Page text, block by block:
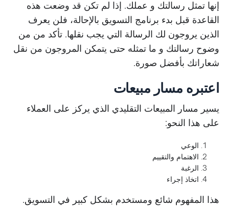
إنها تمثل رسالتك و عملك. إذا لم تكن قد وضعت هذه
القاعدة قبل بدء برنامج التسويق بالإحالة، فلن يعرف
الذين يروجون لك الرسالة التي يجب نقلها. تأكد من من
وضوح رسالتك و ما تمثله حتى يتمكن المروجون من نقل
شعاراتك بأفضل صورة.
اعتبره مسار مبيعات
يسير مسار المبيعات التقليدي الذي يركز على العملاء
على هذا النحو:
الوعي
الاهتمام والتقييم
الرغبة
اتخاذ إجراء
هذا المفهوم شائع ومستخدم بشكل كبير في التسويق.